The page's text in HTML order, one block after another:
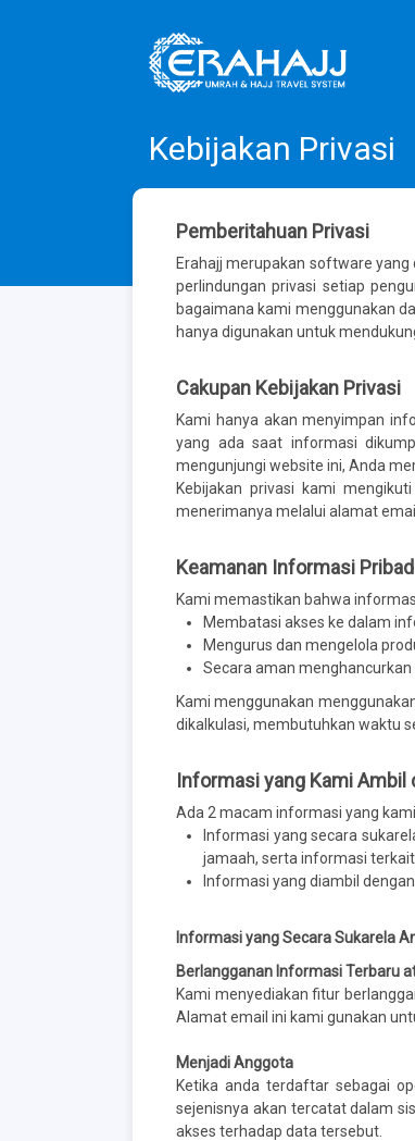
Kebijakan Privasi
Pemberitahuan Privasi
Erahajj merupakan software
perlindungan privasi setiap
bagaimana kami menggunakan
hanya digunakan untuk
Cakupan Kebijakan Privasi
Kami hanya akan menyimpan
yang ada saat informasi
mengunjungi website ini, Anda
Kebijakan privasi kami
menerimanya melalui alamat
Keamanan Informasi
Kami memastikan bahwa
Membatasi akses ke dalam
Mengurus dan mengelola
Secara aman
Kami menggunakan
dikalkulasi, membutuhkan waktu
Informasi yang Kami Ambil
Ada 2 macam informasi yang
Informasi yang secara
jamaah, serta informasi
Informasi yang diambil
Informasi yang Secara Sukarela
Berlangganan Informasi Terbaru
Kami menyediakan fitur
Alamat email ini kami gunakan
Menjadi Anggota
Ketika anda terdaftar sebagai
sejenisnya akan tercatat dalam
akses terhadap data tersebut.